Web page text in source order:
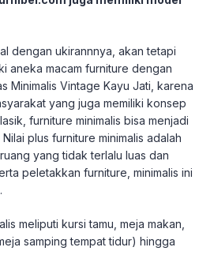
dengan ukirannnya, akan tetapi
aneka macam furniture dengan
Minimalis Vintage Kayu Jati, karena
yang juga memiliki konsep
furniture minimalis bisa menjadi
plus furniture minimalis adalah
yang tidak terlalu luas dan
peletakkan furniture, minimalis ini
meliputi kursi tamu, meja makan,
samping tempat tidur) hingga